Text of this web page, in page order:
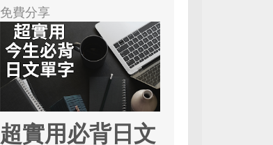
免費分享
超實用必背日文